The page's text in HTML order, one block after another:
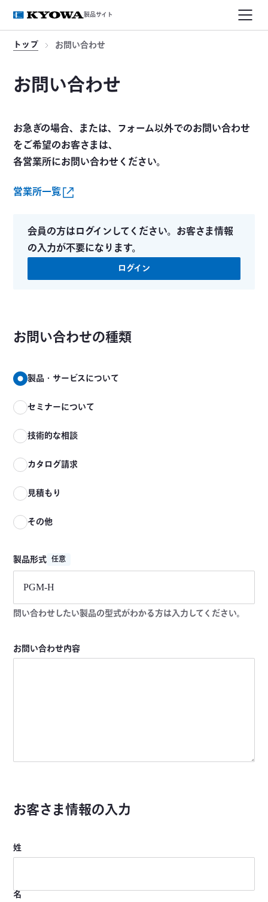
製品サイト
トップ お問い合わせ
お問い合わせ
お急ぎの場合、または、フォーム以外でのお問い合わせ
をご希望のお客さまは、
各営業所にお問い合わせください。
営業所一覧
会員の方はログインしてください。お客さま情報
の入力が不要になります。
ログイン
お問い合わせの種類
製品・サービスについて
セミナーについて
技術的な相談
カタログ請求
見積もり
その他
製品形式 任意
問い合わせしたい製品の型式がわかる方は入力してください。
お問い合わせ内容
お客さま情報の入力
姓
名